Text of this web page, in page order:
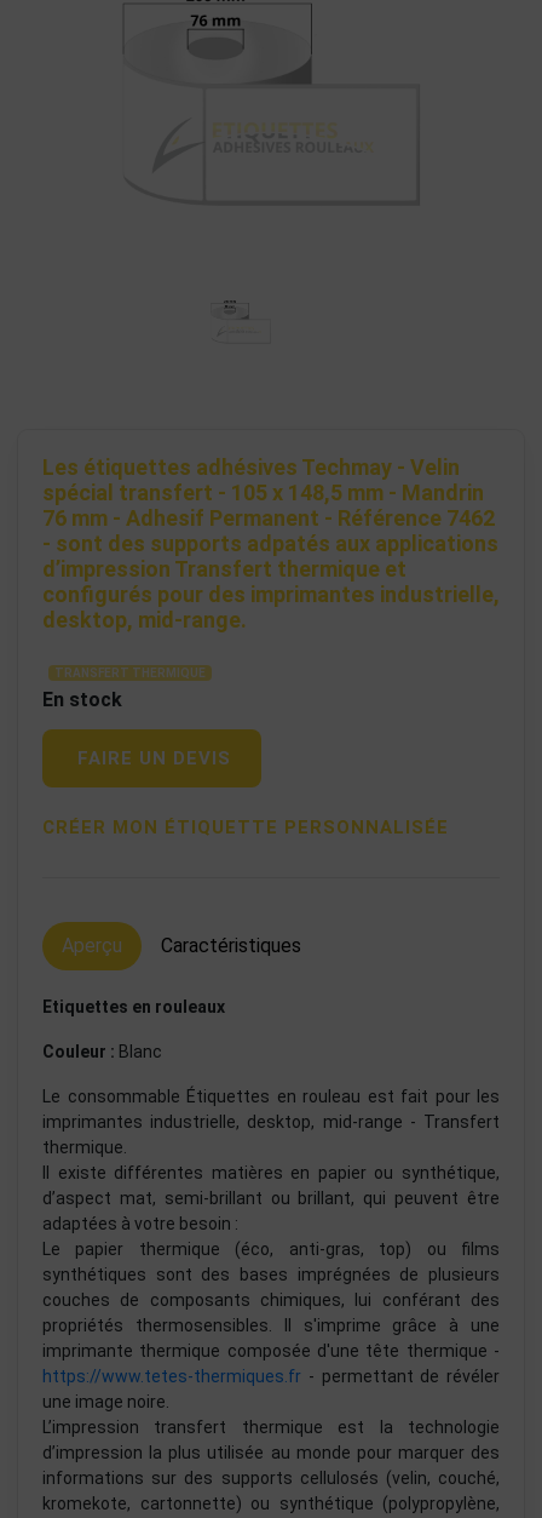
Les étiquettes adhésives Techmay - Velin
spécial transfert - 105 x 148,5 mm - Mandrin
76 mm - Adhesif Permanent - Référence 7462
- sont des supports adpatés aux applications
d’impression Transfert thermique et
configurés pour des imprimantes industrielle,
desktop, mid-range.
TRANSFERT THERMIQUE
En stock
FAIRE UN DEVIS
CRÉER MON ÉTIQUETTE PERSONNALISÉE
Aperçu Caractéristiques
Etiquettes en rouleaux
Couleur : Blanc
Le consommable Étiquettes en rouleau est fait pour les
imprimantes industrielle, desktop, mid-range - Transfert
thermique.
Il existe différentes matières en papier ou synthétique,
d’aspect mat, semi-brillant ou brillant, qui peuvent être
adaptées à votre besoin :
Le papier thermique (éco, anti-gras, top) ou films
synthétiques sont des bases imprégnées de plusieurs
couches de composants chimiques, lui conférant des
propriétés thermosensibles. Il s'imprime grâce à une
imprimante thermique composée d'une tête thermique -
https://www.tetes-thermiques.fr - permettant de révéler
une image noire.
L’impression transfert thermique est la technologie
d’impression la plus utilisée au monde pour marquer des
informations sur des supports cellulosés (velin, couché,
kromekote, cartonnette) ou synthétique (polypropylène,